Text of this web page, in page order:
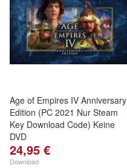
Age of Empires IV Anniversary
Edition (PC 2021 Nur Steam
Key Download Code) Keine
DVD
24,95 €
Download